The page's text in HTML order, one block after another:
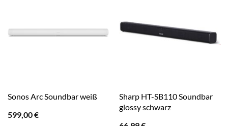
Sonos Arc Soundbar weiß
599,00€
Sharp HT-SB110 Soundbar
glossy schwarz